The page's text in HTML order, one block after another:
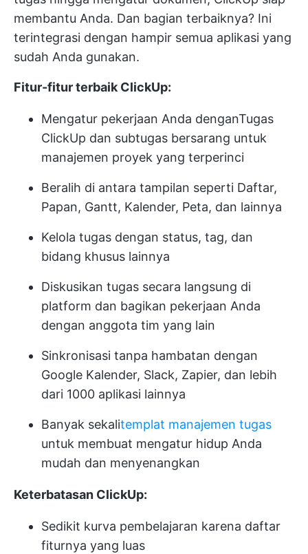
membantu Anda. Dan bagian terbaiknya? Ini
terintegrasi dengan hampir semua aplikasi yang
sudah Anda gunakan.
Fitur-fitur terbaik ClickUp:
Mengatur pekerjaan Anda denganTugas
ClickUp dan subtugas bersarang untuk
manajemen proyek yang terperinci
Beralih di antara tampilan seperti Daftar,
Papan, Gantt, Kalender, Peta, dan lainnya
Kelola tugas dengan status, tag, dan
bidang khusus lainnya
Diskusikan tugas secara langsung di
platform dan bagikan pekerjaan Anda
dengan anggota tim yang lain
Sinkronisasi tanpa hambatan dengan
Google Kalender, Slack, Zapier, dan lebih
dari 1000 aplikasi lainnya
Banyak sekalitemplat manajemen tugas
untuk membuat mengatur hidup Anda
mudah dan menyenangkan
Keterbatasan ClickUp:
Sedikit kurva pembelajaran karena daftar
fiturnya yang luas